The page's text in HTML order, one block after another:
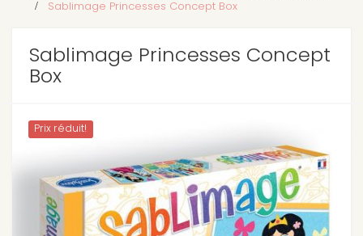
>
Sablimage Princesses Concept Box
Sablimage Princesses Concept
Box
Prix ​​réduit!